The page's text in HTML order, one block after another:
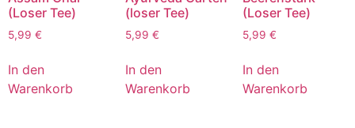
(Loser Tee)
5,99 €
In den
Warenkorb
(loser Tee)
5,99 €
In den
Warenkorb
(Loser Tee)
5,99 €
In den
Warenkorb